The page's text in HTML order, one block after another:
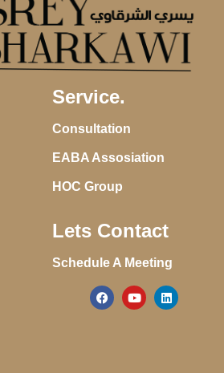
Service.
Consultation
EABA Assosiation
HOC Group
Lets Contact
Schedule A Meeting